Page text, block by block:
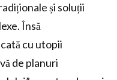
și soluții
Însă
cu utopii
de planuri